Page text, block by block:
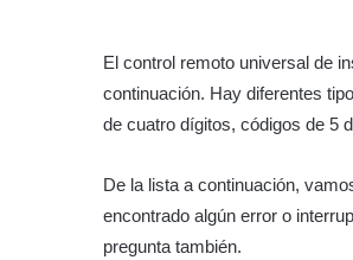
El control remoto universal de
continuación. Hay diferentes
de cuatro dígitos, códigos de 5
De la lista a continuación,
encontrado algún error o
pregunta también.